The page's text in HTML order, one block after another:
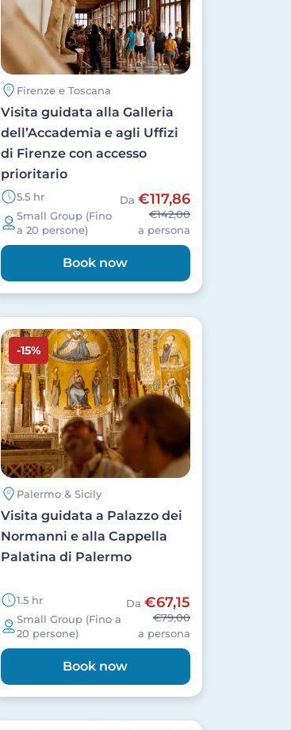
Firenze e Toscana
Visita guidata alla Galleria
dell’Accademia e agli Uffizi
di Firenze con accesso
prioritario
5.5 hr
Small Group (Fino
a 20 persone)
Da €117,86
€142,00
a persona
Book now
Image
-15%
Palermo & Sicily
Visita guidata a Palazzo dei
Normanni e alla Cappella
Palatina di Palermo
1.5 hr
Small Group (Fino a
20 persone)
Da €67,15
€79,00
a persona
Book now